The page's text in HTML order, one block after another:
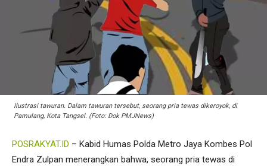
Ilustrasi tawuran. Dalam tawuran tersebut, seorang pria tewas dikeroyok, di
Pamulang, Kota Tangsel. (Foto: Dok PMJNews)
POSRAKYAT.ID – Kabid Humas Polda Metro Jaya Kombes Pol
Endra Zulpan menerangkan bahwa, seorang pria tewas di